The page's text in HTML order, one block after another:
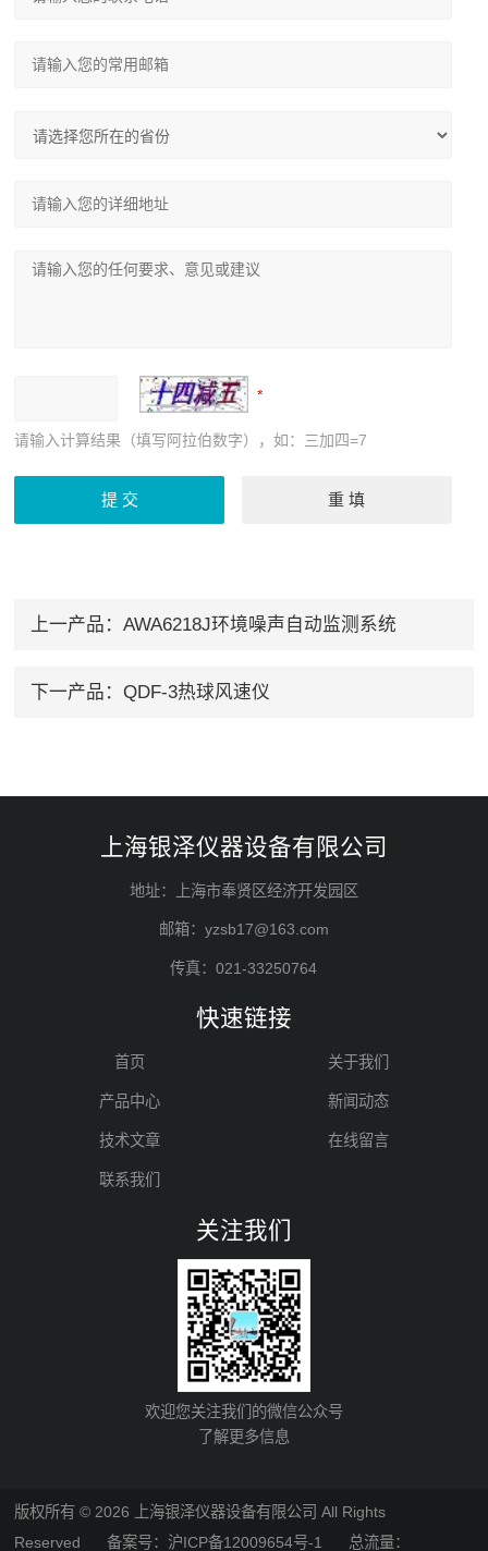
请输入计算结果（填写阿拉伯数字），如：三加四=7
上一产品： AWA6218J环境噪声自动监测系统
下一产品： QDF-3热球风速仪
上海银泽仪器设备有限公司
地址：上海市奉贤区经济开发园区
邮箱：yzsb17@163.com
传真：021-33250764
快速链接
首页 关于我们
产品中心 新闻动态
技术文章 在线留言
联系我们
关注我们
欢迎您关注我们的微信公众号
了解更多信息
版权所有 © 2026 上海银泽仪器设备有限公司 All Rights
Reserved备案号：沪ICP备12009654号-1 总流量：